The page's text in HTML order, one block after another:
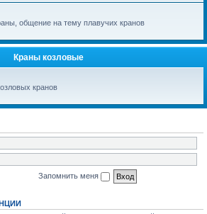
общение на тему плавучих кранов
Краны козловые
кранов
Запомнить меня